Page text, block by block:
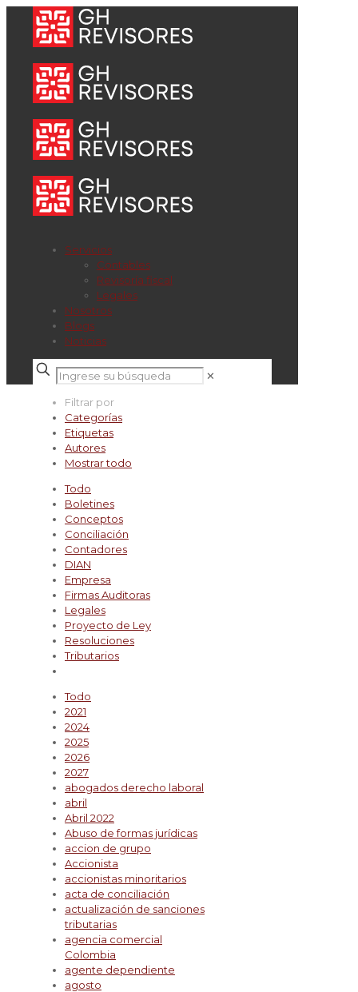
Servicios
Contables
Revisoría fiscal
Legales
Nosotros
Blogs
Noticias
✕
Filtrar por
Categorías
Etiquetas
Autores
Mostrar todo
Todo
Boletines
Conceptos
Conciliación
Contadores
DIAN
Empresa
Firmas Auditoras
Legales
Proyecto de Ley
Resoluciones
Tributarios
Todo
2021
2024
2025
2026
2027
abogados derecho laboral
abril
Abril 2022
Abuso de formas jurídicas
accion de grupo
Accionista
accionistas minoritarios
acta de conciliación
actualización de sanciones
tributarias
agencia comercial
Colombia
agente dependiente
agosto